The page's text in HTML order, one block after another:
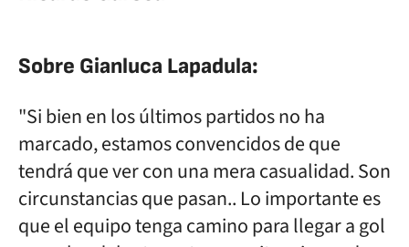
Sobre Gianluca Lapadula:
"Si bien en los últimos partidos no ha
marcado, estamos convencidos de que
tendrá que ver con una mera casualidad. Son
circunstancias que pasan.. Lo importante es
que el equipo tenga camino para llegar a gol